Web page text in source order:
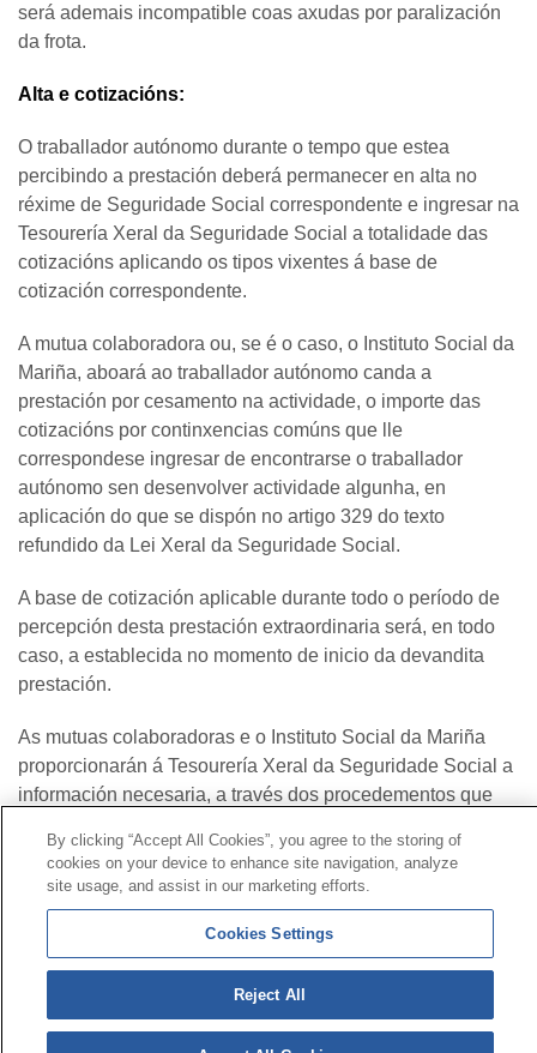
será ademais incompatible coas axudas por paralización
da frota.
Alta e cotizacións:
O traballador autónomo durante o tempo que estea
percibindo a prestación deberá permanecer en alta no
réxime de Seguridade Social correspondente e ingresar na
Tesourería Xeral da Seguridade Social a totalidade das
cotizacións aplicando os tipos vixentes á base de
cotización correspondente.
A mutua colaboradora ou, se é o caso, o Instituto Social da
Mariña, aboará ao traballador autónomo canda a
prestación por cesamento na actividade, o importe das
cotizacións por continxencias comúns que lle
correspondese ingresar de encontrarse o traballador
autónomo sen desenvolver actividade algunha, en
aplicación do que se dispón no artigo 329 do texto
refundido da Lei Xeral da Seguridade Social.
A base de cotización aplicable durante todo o período de
percepción desta prestación extraordinaria será, en todo
caso, a establecida no momento de inicio da devandita
prestación.
As mutuas colaboradoras e o Instituto Social da Mariña
proporcionarán á Tesourería Xeral da Seguridade Social a
información necesaria, a través dos procedementos que
recoñecemento provisional da prestación como na revisión
posterior.
Extinguirase o dereito á prestación se durante a
percepción da mesma concorren os requisitos para causar
By clicking “Accept All Cookies”, you agree to the storing of
cookies on your device to enhance site navigation, analyze
site usage, and assist in our marketing efforts.
Cookies Settings
Reject All